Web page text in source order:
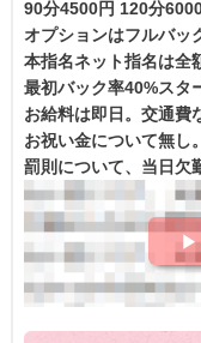
90分4500円 120分
オプションはフルバッ
本指名ネット指名は全
最初バック率40%スタ
お給料は即日。交通費
お祝い金について無し。
罰則について、当日欠
▶